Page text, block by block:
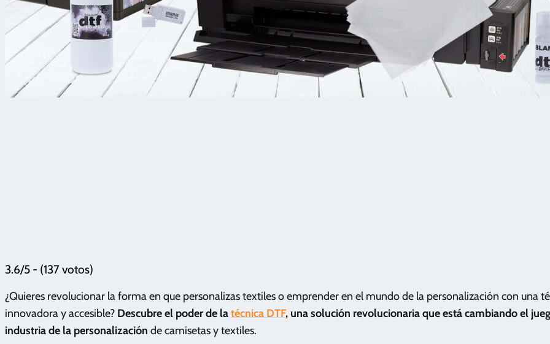
3.6/5 - (137 votos)
¿Quieres revolucionar la forma en que personalizas textiles o emprender en el mundo de la personalización con una
innovadora y accesible? Descubre el poder de latécnica DTF, una solución revolucionaria que está cambiando el
industria de la personalización de camisetas y textiles.